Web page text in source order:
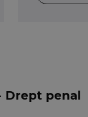
Drept penal